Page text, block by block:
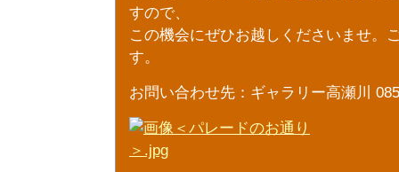
すので、
この機会にぜひお越しくださいませ。
す。
お問い合わせ先：ギャラリー高瀬川